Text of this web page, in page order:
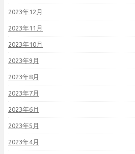
2023年12月
2023年11月
2023年10月
2023年9月
2023年8月
2023年7月
2023年6月
2023年5月
2023年4月